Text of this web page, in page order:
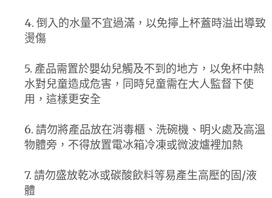
4. 倒入的水量不宜過滿，以免擰上杯蓋時溢出導致
燙傷
5. 產品需置於嬰幼兒觸及不到的地方，以免杯中熱
水對兒童造成危害，同時兒童需在大人監督下使
用，這樣更安全
6. 請勿將產品放在消毒櫃、洗碗機、明火處及高溫
物體旁，不得放置電冰箱冷凍或微波爐裡加熱
7. 請勿盛放乾冰或碳酸飲料等易產生高壓的固/液
體